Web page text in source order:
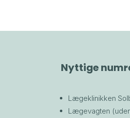
Nyttige
Lægeklinikken
Lægevagten